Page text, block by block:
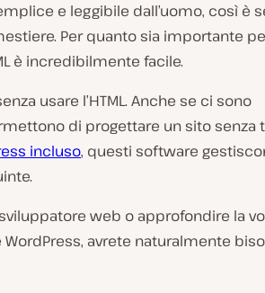
e leggibile dall’uomo, così è
Per quanto sia importante
è incredibilmente facile.
usare l’HTML. Anche se ci sono
di progettare un sito senza
incluso, questi software
web o approfondire la
avrete naturalmente